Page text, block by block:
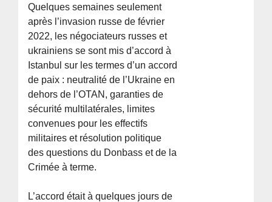
Quelques semaines seulement
après l’invasion russe de février
2022, les négociateurs russes et
ukrainiens se sont mis d’accord à
Istanbul sur les termes d’un accord
de paix : neutralité de l’Ukraine en
dehors de l’OTAN, garanties de
sécurité multilatérales, limites
convenues pour les effectifs
militaires et résolution politique
des questions du Donbass et de la
Crimée à terme.
L’accord était à quelques jours de